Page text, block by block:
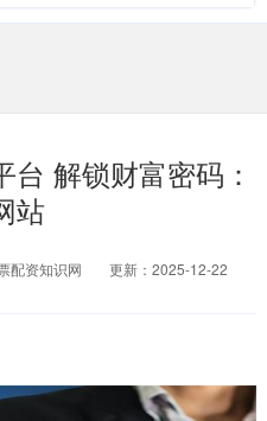
解锁财富密码：
站
配资知识网
更新：2025-12-22